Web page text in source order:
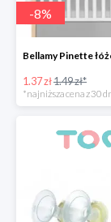
-8%
1.37 zł1.49 zł*